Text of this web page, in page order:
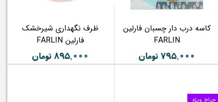
کاسه درب دار چسبان فارلین
FARLIN
۷۹۵,۰۰۰ تومان
ظرف نگهداری شیرخشک
فارلین FARLIN
۸۹۵,۰۰۰ تومان
حراج ویژه